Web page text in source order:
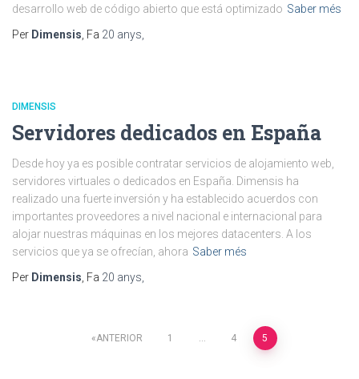
desarrollo web de código abierto que está optimizado Saber més
Per Dimensis , Fa 20 anys
DIMENSIS
Servidores dedicados en España
Desde hoy ya es posible contratar servicios de alojamiento web,
servidores virtuales o dedicados en España. Dimensis ha
realizado una fuerte inversión y ha establecido acuerdos con
importantes proveedores a nivel nacional e internacional para
alojar nuestras máquinas en los mejores datacenters. A los
servicios que ya se ofrecían, ahora Saber més
Per Dimensis , Fa 20 anys
PaginacióANTERIOR 1 … 4 5